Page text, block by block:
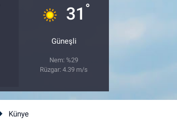
31 °
Güneşli
Nem: %29
Rüzgar: 4.39 m/s
Künye